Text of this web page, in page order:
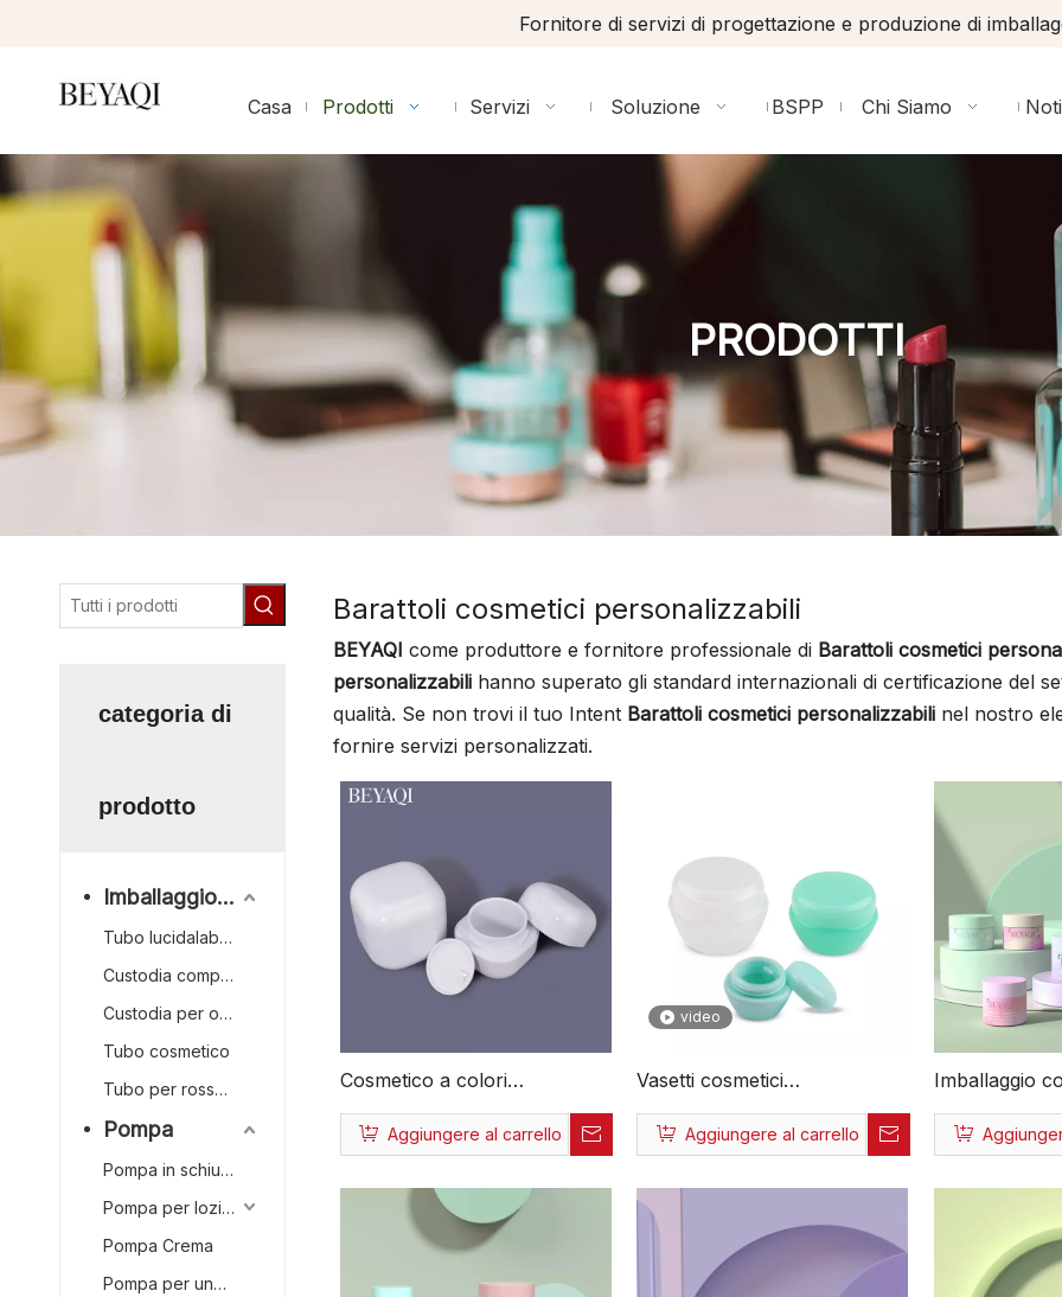
Fornitore di servizi di progettazione e produzione di
Casa Prodotti Servizi Soluzione BSPP Chi Siamo
PRODOTTI
categoria di
prodotto
Imballaggio cosmetico
Tubo lucidalabbra
Custodia compatta
Custodia per ombretti
Tubo cosmetico
Tubo per rossetto
Pompa
Pompa in schiuma
Pompa per lozione
Pompa Crema
Pompa per unghie
Barattoli cosmetici personalizzabili
BEYAQI come produttore e fornitore professionale di Barattoli cosmetici
personalizzabilihanno superato gli standard internazionali di certificazione del
qualità. Se non trovi il tuo Intent Barattoli cosmetici personalizzabilinel nostro
fornire servizi personalizzati.
Cosmetico a colori
personalizzato 20g 30g 50g
Barattolo di crema
cosmetico in plastica
cosmetica Barattolo di crema
Aggiungere al carrello
video
Vasetti cosmetici
personalizzati riutilizzabili
OEM ODM di moda
pelle di lusso in fabbrica con
Aggiungere al carrello
Imballaggio
vetro Vasetti
all'ingrosso